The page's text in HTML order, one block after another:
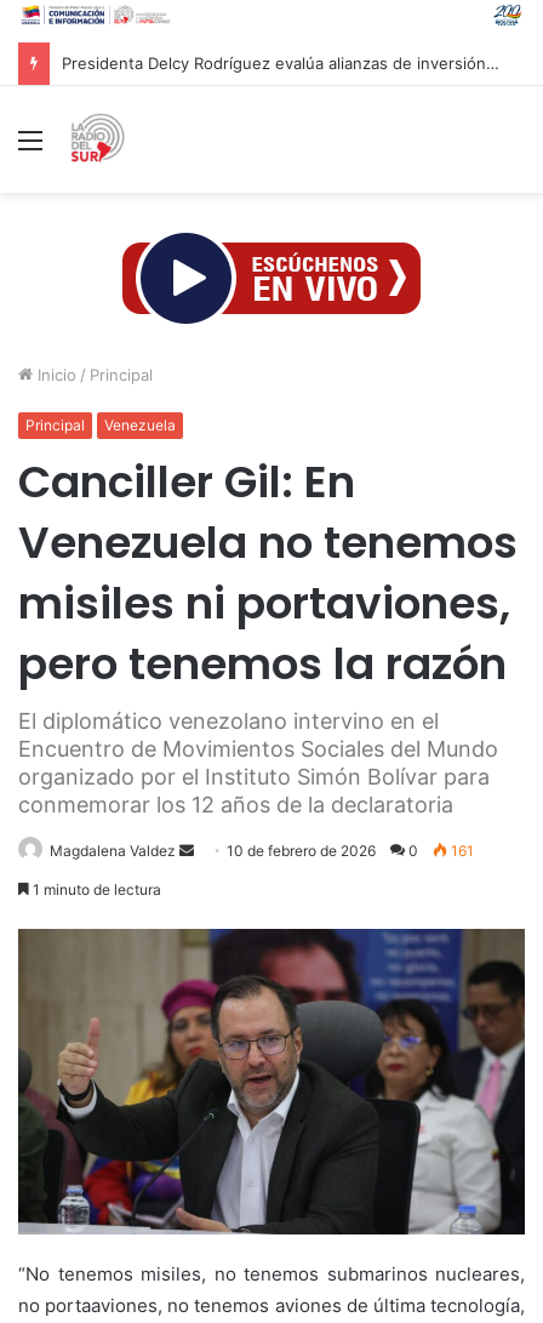
Presidenta Delcy Rodríguez evalúa alianzas de inversión en hidrocarburos con Cámara Africana de Energía
Menú
Inicio / Principal
Principal Venezuela
Canciller Gil: En
Venezuela no tenemos
misiles ni portaviones,
pero tenemos la razón
El diplomático venezolano intervino en el
Encuentro de Movimientos Sociales del Mundo
organizado por el Instituto Simón Bolívar para
conmemorar los 12 años de la declaratoria
Magdalena Valdez
Send10 de febrero de 2026 0 161
1 minuto de lectura
“No tenemos misiles, no tenemos submarinos nucleares,
no portaaviones, no tenemos aviones de última tecnología,